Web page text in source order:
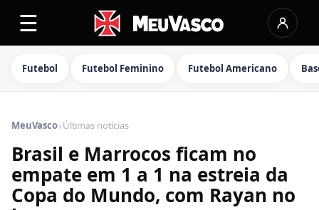
☰
Futebol Futebol Feminino Futebol Americano
MeuVasco›Últimas notícias
Brasil e Marrocos ficam no
empate em 1 a 1 na estreia da
Copa do Mundo, com Rayan no